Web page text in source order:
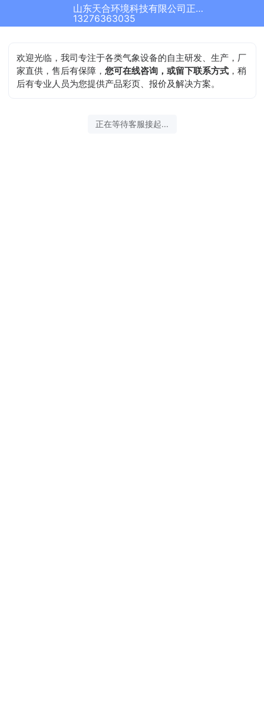
山东天合环境科技有限公司正在为您服务
13276363035
欢迎光临，我司专注于各类气象设备的自主研发、生产，厂
家直供，售后有保障，您可在线咨询，或留下联系方式 ，稍
后有专业人员为您提供产品彩页、报价及解决方案。
正在等待客服接起...